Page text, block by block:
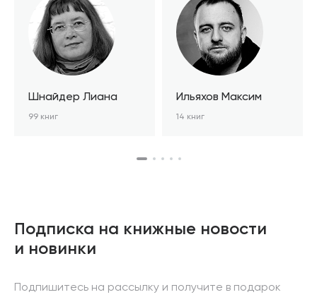
Шнайдер Лиана
99 книг
Ильяхов Максим
14 книг
Подписка на книжные новости
и новинки
Подпишитесь на рассылку и получите в подарок